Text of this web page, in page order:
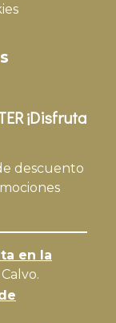
¡Disfruta
descuento
en la